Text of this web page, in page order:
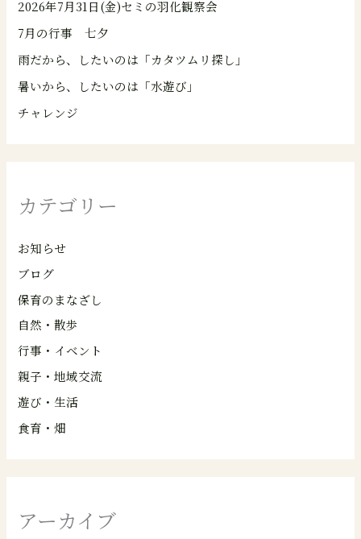
2026年7月31日(金)セミの羽化観察会
7月の行事 七夕
雨だから、したいのは「カタツムリ探し」
暑いから、したいのは「水遊び」
チャレンジ
カテゴリー
お知らせ
ブログ
保育のまなざし
自然・散歩
行事・イベント
親子・地域交流
遊び・生活
食育・畑
アーカイブ